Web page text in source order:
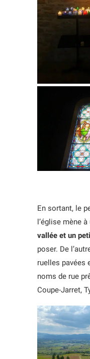
En sortant, le
l’église mène à
vallée et un
poser. De
ruelles pavées
noms de rue
Coupe-Jarret,